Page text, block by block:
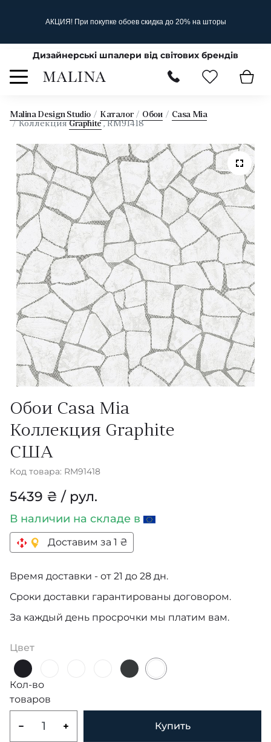
АКЦИЯ! При покупке обоев скидка до 20% на шторы
Дизайнерські шпалери від світових брендів
Malina Design Studio Каталог Обои
Casa Mia
Коллекция Graphite , RM91418
Обои Casa Mia
Коллекция Graphite
США
Код товара: RM91418
5439 ₴ / рул.
В наличии на складе в
Доставим за 1 ₴
Время доставки - от 21 до 28 дн.
Сроки доставки гарантированы договором.
За каждый день просрочки мы платим вам.
Цвет
Кол-во
товаров
Купить